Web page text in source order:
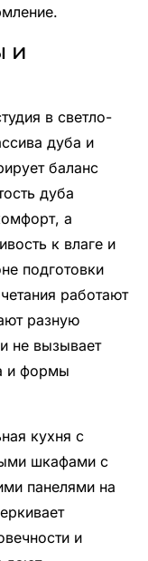
и
в светло-
дуба и
баланс
дуба
а
к влаге и
подготовки
работают
разную
не вызывает
и формы
кухня с
шкафами с
панелями на
и